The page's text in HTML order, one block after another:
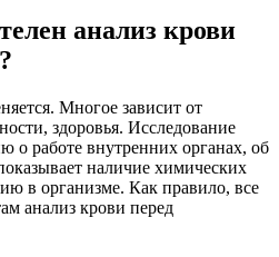
анализ крови
Многое зависит от
здоровья. Исследование
о работе внутренних органах, об
наличие химических
в организме. Как правило, все
анализ крови перед